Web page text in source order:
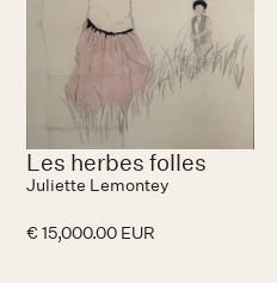
Les herbes folles
Juliette Lemontey
€ 15,000.00 EUR